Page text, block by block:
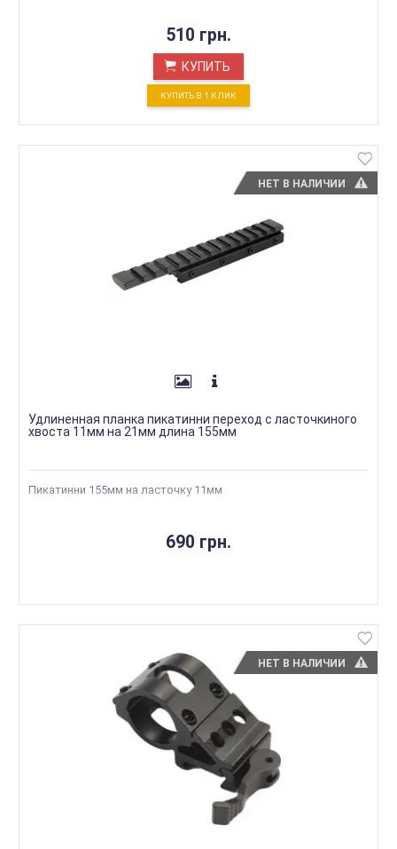
510 грн.
КУПИТЬ
КУПИТЬ В 1 КЛИК
НЕТ В НАЛИЧИИ
Удлиненная планка пикатинни переход с ласточкиного
хвоста 11мм на 21мм длина 155мм
Пикатинни 155мм на ласточку 11мм
690 грн.
НЕТ В НАЛИЧИИ